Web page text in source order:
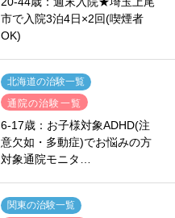
市で入院3泊4日×2回(喫煙者
OK)
北海道の治験一覧
通院の治験一覧
6-17歳：お子様対象ADHD(注
意欠如・多動症)でお悩みの方
対象通院モニタ…
関東の治験一覧